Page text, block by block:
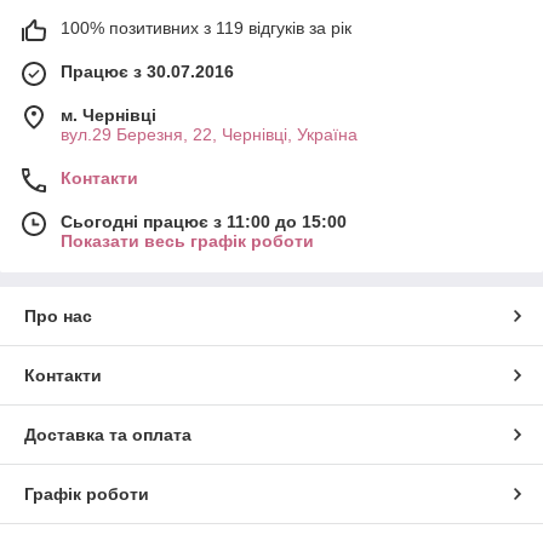
100% позитивних з 119 відгуків за рік
Працює з 30.07.2016
м. Чернівці
вул.29 Березня, 22, Чернівці, Україна
Контакти
Сьогодні працює з 11:00 до 15:00
Показати весь графік роботи
Про нас
Контакти
Доставка та оплата
Графік роботи